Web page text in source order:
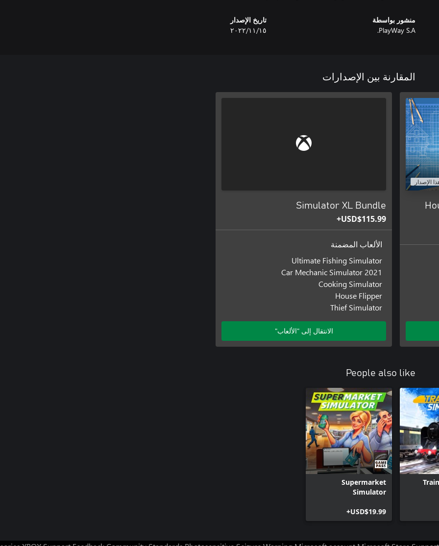
منشور بواسطة
PlayWay S.A.
تاريخ الإصدار
١٥‏/١١‏/٢٠٢٢
المقارنة بين الإصدارات
الإصدار
Simulator XL Bundle
USD$115.99+
الألعاب المضمنة
Ultimate Fishing Simulator
Car Mechanic Simulator 2021
Cooking Simulator
House Flipper
Thief Simulator
الانتقال إلى "الألعاب"
People also like
Supermarket
Simulator
USD$19.99+